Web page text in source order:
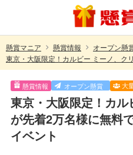
懸賞マニア
懸賞情報
オープン懸
懸賞情報 オープン懸賞 大
東京・大阪限定！カ
が先着2万名様に無料
イベント